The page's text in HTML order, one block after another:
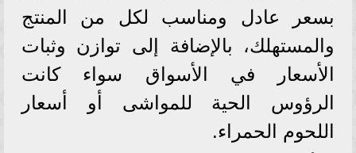
بسعر عادل ومناسب لكل من المنتج
والمستهلك، بالإضافة إلى توازن وثبات
الأسعار في الأسواق سواء كانت
الرؤوس الحية للمواشى أو أسعار
اللحوم الحمراء.